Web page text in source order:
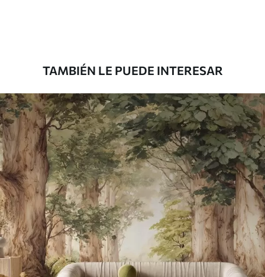
Vinilo Premium
1266.67$760.00/m²
Peel and Stick
1533.33$920.00/m²
TAMBIÉN LE PUEDE INTERESAR